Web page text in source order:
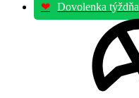
❤ Dovolenka týždňa